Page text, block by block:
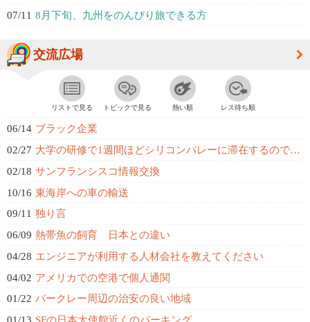
07/11 8月下旬、九州をのんびり旅できる方
交流広場
リストで見る トピックで見る 熱い順 レス待ち順
06/14 ブラック企業
02/27 大学の研修で1週間ほどシリコンバレーに滞在するのですが、おすすめの場所はあり...
02/18 サンフランシスコ情報交換
10/16 東海岸への車の輸送
09/11 独り言
06/09 熱帯魚の飼育 日本との違い
04/28 エンジニアが利用する人材会社を教えてください
04/02 アメリカでの空港で個人通関
01/22 バークレー周辺の治安の良い地域
01/13 SFの日本大使館近くのパーキング